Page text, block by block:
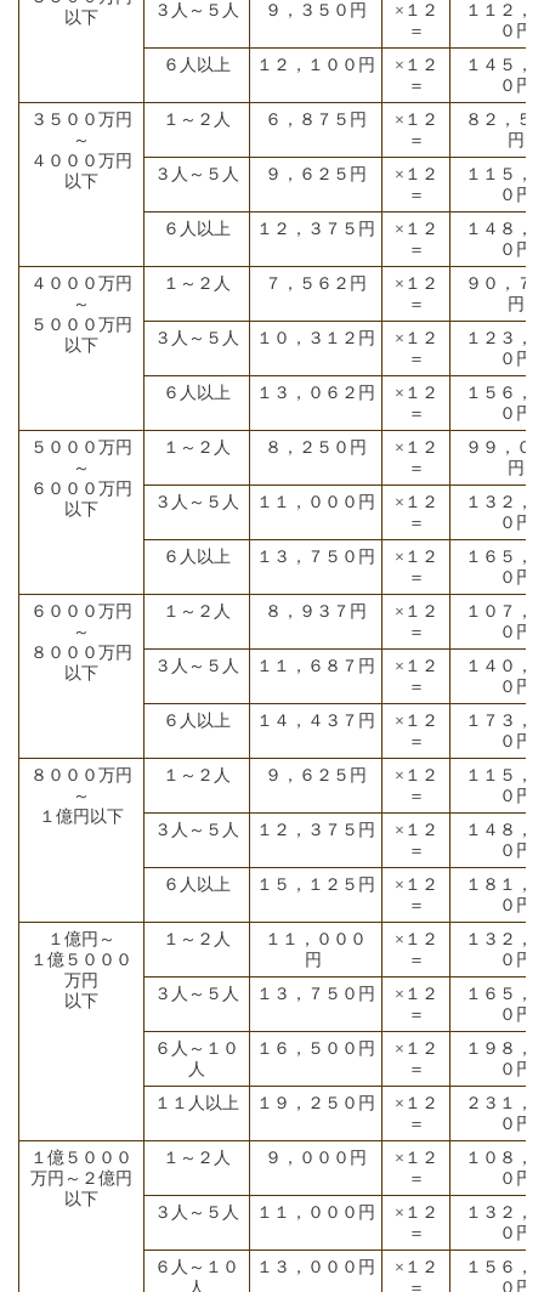
以下
３人～５人
９，３５０円
×１２
＝
１１２，
０円
６人以上
１２，１００円
×１２
＝
１４５，
０円
３５００万円
～
４０００万円
以下
１～２人 ６，８７５円
×１２
＝
８２，５
円
３人～５人
９，６２５円
×１２
＝
１１５，
０円
６人以上
１２，３７５円
×１２
＝
１４８，
０円
４０００万円
～
５０００万円
以下
１～２人 ７，５６２円
×１２
＝
９０，７
円
３人～５人
１０，３１２円
×１２
＝
１２３，
０円
６人以上
１３，０６２円
×１２
＝
１５６，
０円
５０００万円
～
６０００万円
以下
１～２人 ８，２５０円
×１２
＝
９９，０
円
３人～５人
１１，０００円
×１２
＝
１３２，
０円
６人以上
１３，７５０円
×１２
＝
１６５，
０円
６０００万円
～
８０００万円
以下
１～２人 ８，９３７円
×１２
＝
１０７，
０円
３人～５人
１１，６８７円
×１２
＝
１４０，
０円
６人以上
１４，４３７円
×１２
＝
１７３，
０円
８０００万円
～
１億円以下
１～２人 ９，６２５円
×１２
＝
１１５，
０円
３人～５人
１２，３７５円
×１２
＝
１４８，
０円
６人以上
１５，１２５円
×１２
＝
１８１，
０円
１億円～
１億５０００
万円
以下
１～２人
１１，０００
円
×１２
＝
１３２，
０円
３人～５人
１３，７５０円
×１２
＝
１６５，
０円
６人～１０
人
１６，５００円
×１２
＝
１９８，
０円
１１人以上
１９，２５０円
×１２
＝
２３１，
０円
１億５０００
万円～２億円
以下
１～２人 ９，０００円
×１２
＝
１０８，
０円
３人～５人
１１，０００円
×１２
＝
１３２，
０円
６人～１０
人
１３，０００円
×１２
＝
１５６，
０円